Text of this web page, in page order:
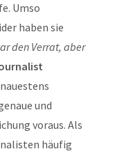
Umso
haben sie
den Verrat, aber
und
voraus. Als
häufig